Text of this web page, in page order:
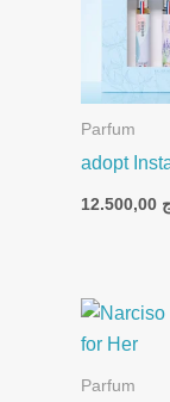
Parfum
adopt
Parfum